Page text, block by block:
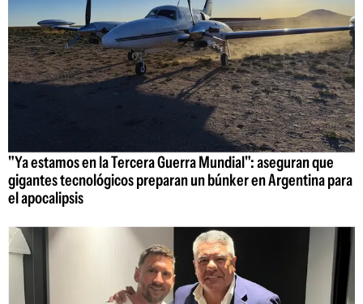
"Ya estamos en la Tercera Guerra Mundial": aseguran que
gigantes tecnológicos preparan un búnker en Argentina para
el apocalipsis